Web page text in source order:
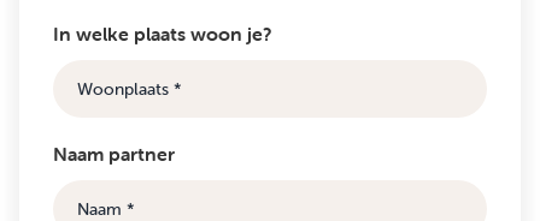
In welke plaats woon je?
Naam partner